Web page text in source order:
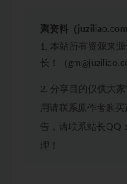
聚资料（
1. 本站所有资源来
长！（
2. 分享目的仅供大
用请联系原作者购
告，请联系站长QQ